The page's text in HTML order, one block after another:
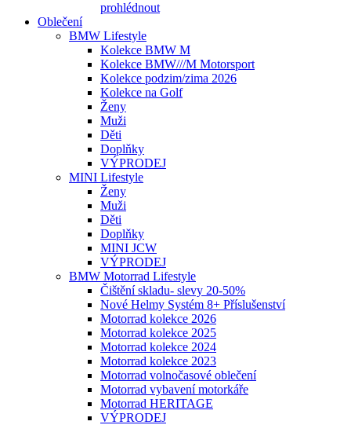
prohlédnout
Oblečení
BMW Lifestyle
Kolekce BMW M
Kolekce BMW///M Motorsport
Kolekce podzim/zima 2026
Kolekce na Golf
Ženy
Muži
Děti
Doplňky
VÝPRODEJ
MINI Lifestyle
Ženy
Muži
Děti
Doplňky
MINI JCW
VÝPRODEJ
BMW Motorrad Lifestyle
Čištění skladu- slevy 20-50%
Nové Helmy Systém 8+ Příslušenství
Motorrad kolekce 2026
Motorrad kolekce 2025
Motorrad kolekce 2024
Motorrad kolekce 2023
Motorrad volnočasové oblečení
Motorrad vybavení motorkáře
Motorrad HERITAGE
VÝPRODEJ